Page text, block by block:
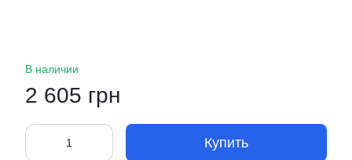
В наличии
2 605 грн
Купить